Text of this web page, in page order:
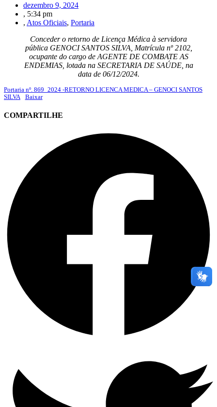
dezembro 9, 2024
, 5:34 pm
, Atos Oficiais, Portaria
Conceder o retorno de Licença Médica à servidora
pública GENOCI SANTOS SILVA, Matrícula nº 2102,
ocupante do cargo de AGENTE DE COMBATE AS
ENDEMIAS, lotada na SECRETARIA DE SAÚDE, na
data de 06/12/2024.
Portaria nº. 869_2024 -RETORNO LICENCA MEDICA – GENOCI SANTOS
SILVA
Baixar
COMPARTILHE